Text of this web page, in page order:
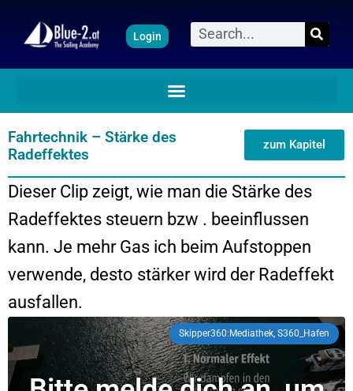
Inhalt
springen
Login Suche
Fahrtechnik – Stärke des
Radeffektes
zum Kapitel
Dieser Clip zeigt, wie man die Stärke des
Radeffektes steuern bzw . beeinflussen
kann. Je mehr Gas ich beim Aufstoppen
verwende, desto stärker wird der Radeffekt
ausfallen.
Skipper360:Mediathek, S360_Hafen